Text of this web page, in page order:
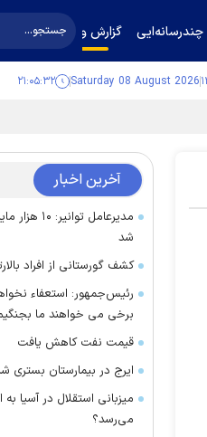
چندرسانه‌ایی گزارش و گفت‌وگو
Saturday 08 August 2026 ۲۱:۰۵:۳۲
آخرین اخبار
مدیرعامل
شد
کشف گورستانی از افراد
رئیس‌جمهور: استعفاء
برخی می خواهند ما
قیمت نفت کاهش یافت
ایرج در بیمارستان بستری
میزبانی استقلال در آسیا به
می‌رسد؟